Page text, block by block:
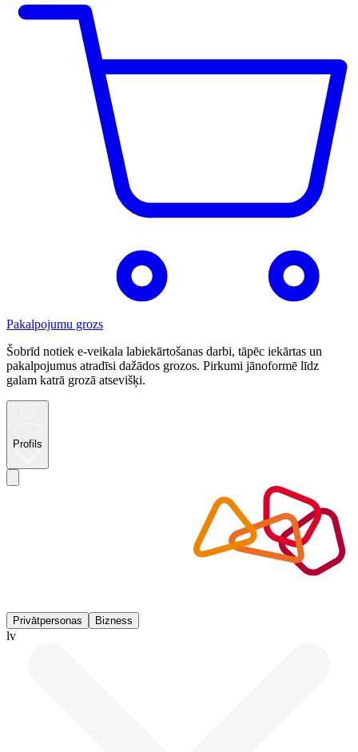
Pakalpojumu grozs
Šobrīd notiek e-veikala labiekārtošanas darbi, tāpēc iekārtas un
pakalpojumus atradīsi dažādos grozos. Pirkumi jānoformē līdz
galam katrā grozā atsevišķi.
Profils
Privātpersonas Bizness
lv